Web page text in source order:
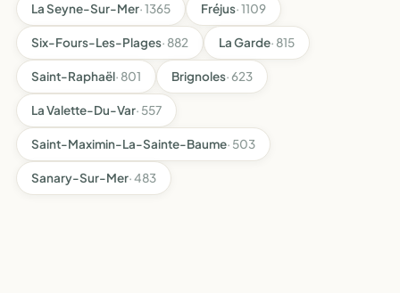
La Seyne-Sur-Mer· 1365 Fréjus· 1109
Six-Fours-Les-Plages· 882 La Garde· 815
Saint-Raphaël· 801 Brignoles· 623
La Valette-Du-Var· 557
Saint-Maximin-La-Sainte-Baume· 503
Sanary-Sur-Mer· 483